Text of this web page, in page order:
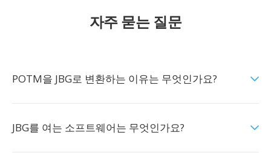
자주 묻는 질문
POTM을 JBG로 변환하는 이유는 무엇인가요?
JBG를 여는 소프트웨어는 무엇인가요?